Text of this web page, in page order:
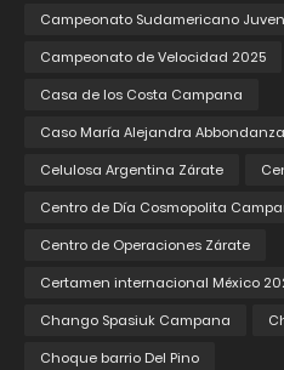
Campeonato Sudamericano
Campeonato de Velocidad 2025
Casa de los Costa Campana
Caso María Alejandra Abbondanza
Celulosa Argentina Zárate
Centro de Día Cosmopolita
Centro de Operaciones Zárate
Certamen internacional México
Chango Spasiuk Campana
Choque barrio Del Pino